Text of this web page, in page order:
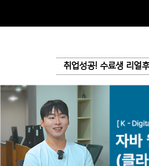
취업성공! 수료생 리얼후